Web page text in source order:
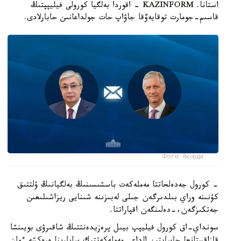
استانا. KAZINFORM - اقوردا بەلگيا كورولى فيليپپتىڭ
قاسىم-جومارت توقايەۆقا جاۋاپ حات جولداعانىن حابارلادى.
Фото: Ақорда
- كورول جەدەلحاتتا مەملەكەت باسشىسىنىڭ بەلگيانىڭ ۇلتتىق
كۇنىنە وراي بىلدىرگەن جىلى لەبىزىنە شىنايى ريزاشىلىعىن
جەتكىزگەن،-دەلىنگەن اقپاراتتا.
سونداي-اق كورول فيليپپ بيىل پرەزيدەنتتىڭ شاقىرۋى بويىنشا